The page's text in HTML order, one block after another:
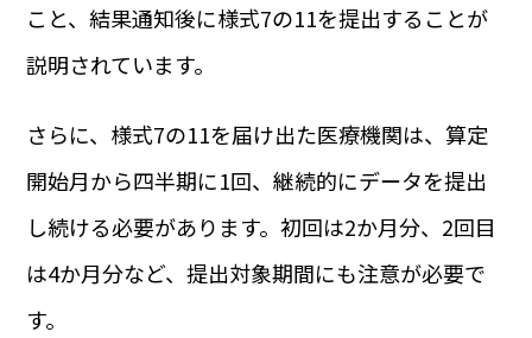
こと、結果通知後に様式7の11を提出することが
説明されています。
さらに、様式7の11を届け出た医療機関は、算定
開始月から四半期に1回、継続的にデータを提出
し続ける必要があります。初回は2か月分、2回目
は4か月分など、提出対象期間にも注意が必要で
す。